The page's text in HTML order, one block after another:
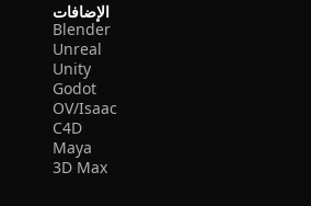
الإضافات
Blender
Unreal
Unity
Godot
OV/Isaac
C4D
Maya
3D Max